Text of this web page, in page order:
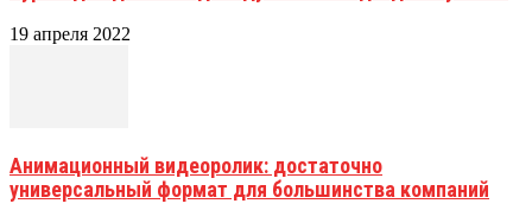
19 апреля 2022
Анимационный видеоролик: достаточно
универсальный формат для большинства компаний